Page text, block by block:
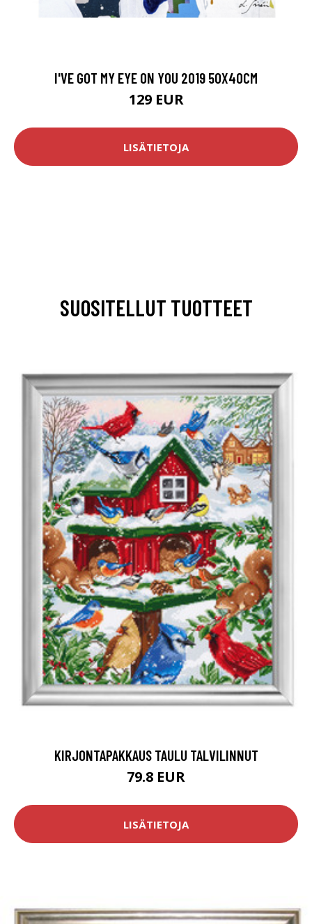
I'VE GOT MY EYE ON YOU 2019 50X40CM
129 EUR
LISÄTIETOJA
SUOSITELLUT TUOTTEET
KIRJONTAPAKKAUS TAULU TALVILINNUT
79.8 EUR
LISÄTIETOJA